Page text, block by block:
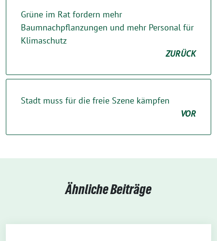
Grüne im Rat fordern mehr
Baumnachpflanzungen und mehr Personal für
Klimaschutz
ZURÜCK
Stadt muss für die freie Szene kämpfen
VOR
Ähnliche Beiträge